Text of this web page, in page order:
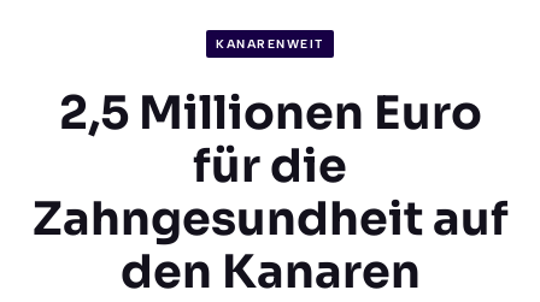
KANARENWEIT
2,5 Millionen Euro
für die
Zahngesundheit auf
den Kanaren